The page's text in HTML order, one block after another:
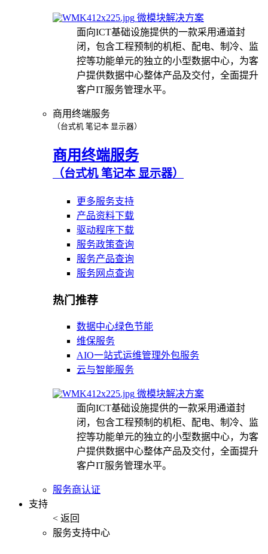
微模块解决方案
面向ICT基础设施提供的一款采用通道封
闭，包含工程预制的机柜、配电、制冷、监
控等功能单元的独立的小型数据中心，为客
户提供数据中心整体产品及交付，全面提升
客户IT服务管理水平。
商用终端服务
（台式机 笔记本 显示器）
商用终端服务
（台式机 笔记本 显示器）
更多服务支持
产品资料下载
驱动程序下载
服务政策查询
服务产品查询
服务网点查询
热门推荐
数据中心绿色节能
维保服务
AIO一站式运维管理外包服务
云与智能服务
微模块解决方案
面向ICT基础设施提供的一款采用通道封
闭，包含工程预制的机柜、配电、制冷、监
控等功能单元的独立的小型数据中心，为客
户提供数据中心整体产品及交付，全面提升
客户IT服务管理水平。
服务商认证
支持
< 返回
服务支持中心